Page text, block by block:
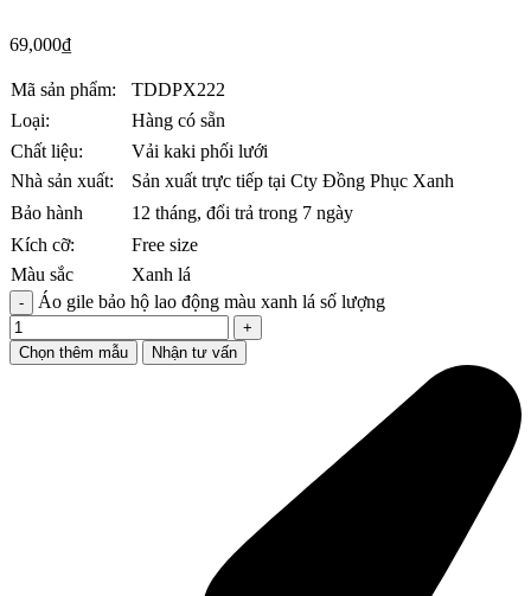
69,000₫
Mã sản phẩm:
TDDPX222
Loại:
Hàng có sẵn
Chất liệu:
Vải kaki phối lưới
Nhà sản xuất:
Sản xuất trực tiếp tại Cty Đồng Phục Xanh
Bảo hành
12 tháng, đổi trả trong 7 ngày
Kích cỡ:
Free size
Màu sắc
Xanh lá
Áo gile bảo hộ lao động màu xanh lá số lượng
Chọn thêm mẫu Nhận tư vấn